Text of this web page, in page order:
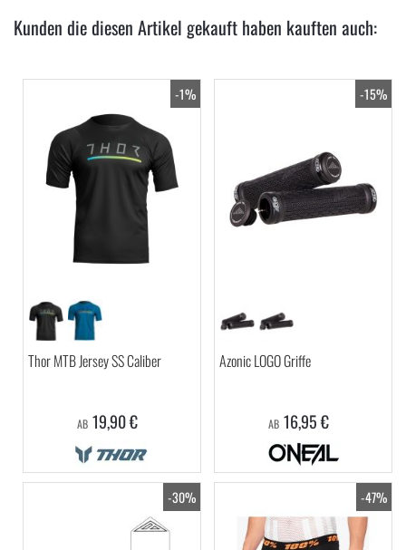
Kunden die diesen Artikel gekauft haben kauften auch:
-1%
Thor MTB Jersey SS Caliber
AB 19,90 €
-15%
Azonic LOGO Griffe
AB 16,95 €
-30% -47%